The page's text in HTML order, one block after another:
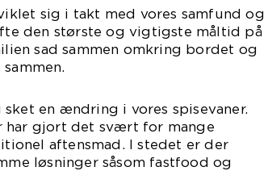
sig i takt med vores samfund og
den største og vigtigste måltid på
sad sammen omkring bordet og
en ændring i vores spisevaner.
har gjort det svært for mange
aftensmad. I stedet er der
løsninger såsom fastfood og